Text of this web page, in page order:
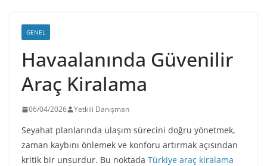
GENEL
Havaalanında Güvenilir
Araç Kiralama
06/04/2026 Yetkili Danışman
Seyahat planlarında ulaşım sürecini doğru yönetmek,
zaman kaybını önlemek ve konforu artırmak açısından
kritik bir unsurdur. Bu noktada Türkiye araç kiralama